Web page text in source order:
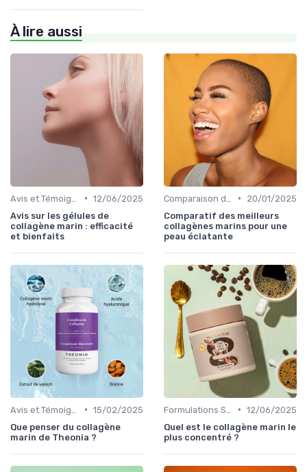
À lire aussi
• 12/06/2025
Avis sur les gélules de
collagène marin : efficacité
et bienfaits
•
20/01/2025
Comparatif des meilleurs
collagènes marins pour une
peau éclatante
• 15/02/2025
Que penser du collagène
marin de Theonia ?
• 12/06/2025
Quel est le collagène marin le
plus concentré ?